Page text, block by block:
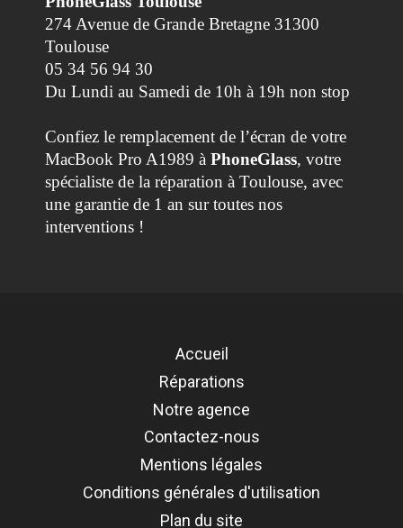
274 Avenue de Grande Bretagne 31300
Toulouse
05 34 56 94 30
Du Lundi au Samedi de 10h à 19h non stop
Confiez le remplacement de l’écran de votre
MacBook Pro A1989 à PhoneGlass, votre
spécialiste de la réparation à Toulouse, avec
une garantie de 1 an sur toutes nos
interventions !
Accueil
Réparations
Notre agence
Contactez-nous
Mentions légales
Conditions générales d'utilisation
Plan du site